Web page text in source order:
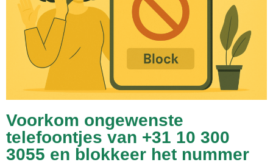
Voorkom ongewenste
telefoontjes van +31 10 300
3055 en blokkeer het nummer